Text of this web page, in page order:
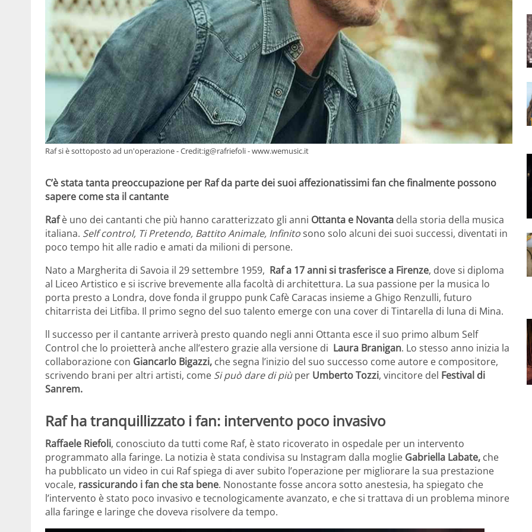
Raf si è sottoposto ad un'operazione - Credit:ig@rafriefoli - www.wemusic.it
C’è stata tanta preoccupazione per Raf da parte dei suoi affezionatissimi fan che finalmente possono
sapere come sta il cantante
Rafè uno dei cantanti che più hanno caratterizzato gli anni Ottanta e Novanta della storia della musica
italiana. Self control, Ti Pretendo, Battito Animale, Infinitosono solo alcuni dei suoi successi, diventati in
poco tempo hit alle radio e amati da milioni di persone.
Nato a Margherita di Savoia il 29 settembre 1959, Raf a 17 anni si trasferisce a Firenze, dove si diploma
al Liceo Artistico e si iscrive brevemente alla facoltà di architettura. La sua passione per la musica lo
porta presto a Londra, dove fonda il gruppo punk Cafè Caracas insieme a Ghigo Renzulli, futuro
chitarrista dei Litfiba. Il primo segno del suo talento emerge con una cover di Tintarella di luna di Mina.
ll successo per il cantante arriverà presto quando negli anni Ottanta esce il suo primo album Self
Control che lo proietterà anche all’estero grazie alla versione di Laura Branigan. Lo stesso anno inizia la
collaborazione con Giancarlo Bigazzi, che segna l’inizio del suo successo come autore e compositore,
scrivendo brani per altri artisti, come Si può dare di piùper Umberto Tozzi, vincitore del Festival di
Sanrem.
Raf ha tranquillizzato i fan: intervento poco invasivo
Raffaele Riefoli, conosciuto da tutti come Raf, è stato ricoverato in ospedale per un intervento
programmato alla faringe. La notizia è stata condivisa su Instagram dalla moglie Gabriella Labate, che
ha pubblicato un video in cui Raf spiega di aver subito l’operazione per migliorare la sua prestazione
vocale, rassicurando i fan che sta bene. Nonostante fosse ancora sotto anestesia, ha spiegato che
l’intervento è stato poco invasivo e tecnologicamente avanzato, e che si trattava di un problema minore
alla faringe e laringe che doveva risolvere da tempo.